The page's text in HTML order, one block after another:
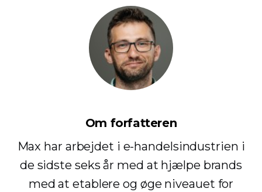
Om forfatteren
Max har arbejdet i e-handelsindustrien i
de sidste seks år med at hjælpe brands
med at etablere og øge niveauet for